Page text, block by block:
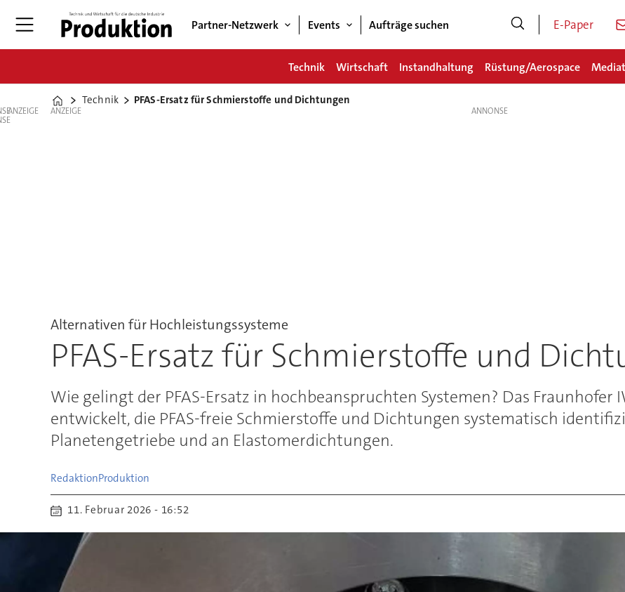
Partner-Netzwerk Events Aufträge suchen E-Paper
Technik Wirtschaft Instandhaltung Rüstung/Aerospace
Home
Technik PFAS-Ersatz für Schmierstoffe und Dichtungen
ANZEIGE ANZEIGE
Alternativen für Hochleistungssysteme
PFAS-Ersatz für Schmierstoffe und
Wie gelingt der PFAS-Ersatz in hochbeanspruchten Systemen? Das
entwickelt, die PFAS-freie Schmierstoffe und Dichtungen systematisch
Planetengetriebe und an Elastomerdichtungen.
RedaktionProduktion
11. Februar 2026 - 16:52